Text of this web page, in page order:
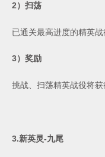
2）扫荡
已通关最高进度的精英战
3）奖励
挑战、扫荡精英战役将获
3.新英灵-九尾